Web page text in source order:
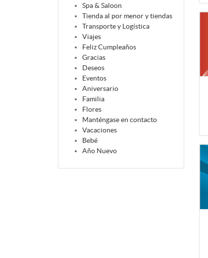
Spa & Saloon
Tienda al por menor y tiendas
Transporte y Logística
Viajes
Feliz Cumpleaños
Gracias
Deseos
Eventos
Aniversario
Familia
Flores
Manténgase en contacto
Vacaciones
Bebé
Año Nuevo